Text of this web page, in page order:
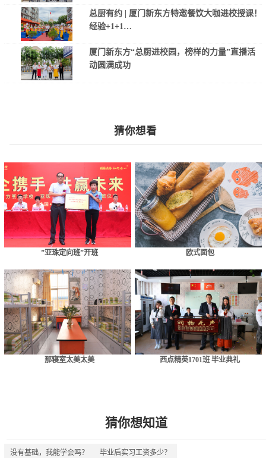
总厨有约 | 厦门新东方特邀餐饮大咖进校授课！
经验+1+1…
厦门新东方“总厨进校园，榜样的力量”直播活
动圆满成功
猜你想看
”亚珠定向班”开班 欧式面包
那寝室太美太美 西点精英1701班 毕业典礼
猜你想知道
没有基础，我能学会吗？ 毕业后实习工资多少？